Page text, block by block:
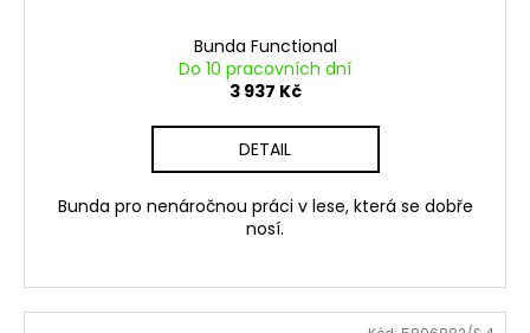
Bunda Functional
Do 10 pracovních dní
3 937 Kč
DETAIL
Bunda pro nenáročnou práci v lese, která se dobře
nosí.